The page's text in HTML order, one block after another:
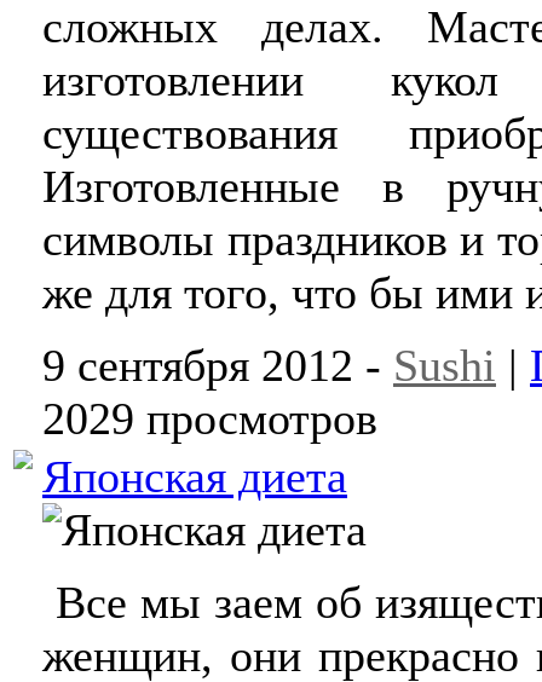
сложных делах.
изготовлении
существования
Изготовленные в
символы праздников и
же для того, что бы
9 сентября 2012 - Sushi |
2029 просмотров
Японская диета
Все мы заем об
женщин, они прекрасно